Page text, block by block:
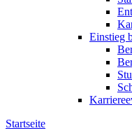
Einstieg
Startseite